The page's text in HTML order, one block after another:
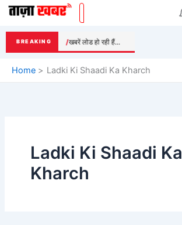
Skip
content
BREAKING खबरें लोड हो रही हैं...
Home Ladki Ki Shaadi Ka Kharch
Ladki Ki Shaadi Ka
Kharch